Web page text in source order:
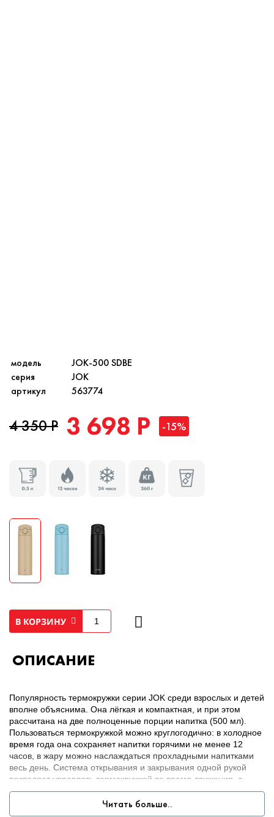
модель
JOK-500 SDBE
серия
JOK
артикул
563774
4 350 Р 3 698 Р -15%
В КОРЗИНУ
ОПИСАНИЕ
Популярность термокружки серии JOK среди взрослых и детей
вполне объяснима. Она лёгкая и компактная, и при этом
рассчитана на две полноценные порции напитка (500 мл).
Пользоваться термокружкой можно круглогодично: в холодное
время года она сохраняет напитки горячими не менее 12
часов, в жару можно наслаждаться прохладными напитками
весь день. Система открывания и закрывания одной рукой
позволяет управлять термокружкой во время движения, а
благодаря компактным размерам её легко носить с собой, во
время поездки поставить в автомобильный подстаканник, на
прогулке разместить в велосипедном держателе, и даже в
Читать больше..